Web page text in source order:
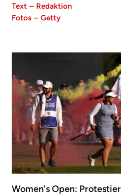
Text – Redaktion
Fotos – Getty
Women's Open: